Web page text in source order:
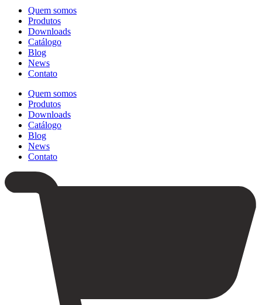
Quem somos
Produtos
Downloads
Catálogo
Blog
News
Contato
Quem somos
Produtos
Downloads
Catálogo
Blog
News
Contato